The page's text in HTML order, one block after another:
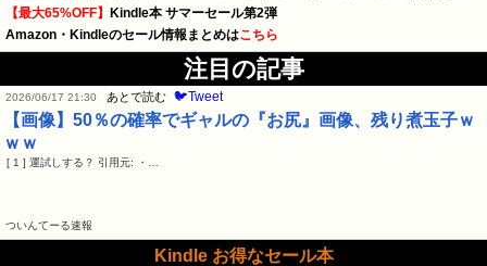
【最大65%OFF】 Kindle本 サマーセール第2弾
Amazon・Kindleのセール情報まとめはこちら
注目の記事
2026/06/17 21:30 あとで読む 🐦Tweet
【画像】50％の確率でギャルの『お尻』画像、残り煮玉子ｗ
ｗｗ
[ 1 ] 運試しする？ 引用元: ・…
ついんてーる速報
Kindle お得なセール本